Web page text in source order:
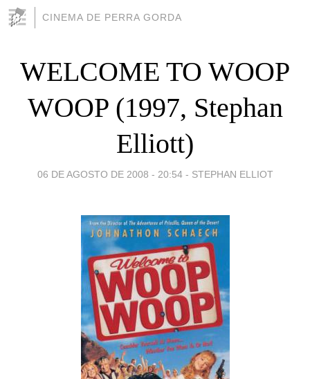
CINEMA DE PERRA GORDA
WELCOME TO WOOP
WOOP (1997, Stephan
Elliott)
06 DE AGOSTO DE 2008 - 20:54 - STEPHAN ELLIOT